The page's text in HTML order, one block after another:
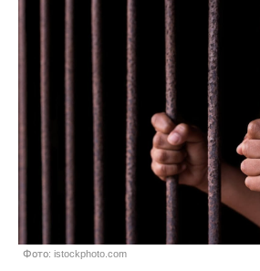
Фото: istockphoto.com